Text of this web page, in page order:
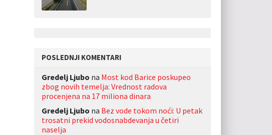
POSLEDNJI KOMENTARI
Gredelj Ljubo na Most kod Barice poskupeo
zbog novih temelja: Vrednost radova
procenjena na 17 miliona dinara
Gredelj Ljubo na Bez vode tokom noći: U petak
trosatni prekid vodosnabdevanja u četiri
naselja